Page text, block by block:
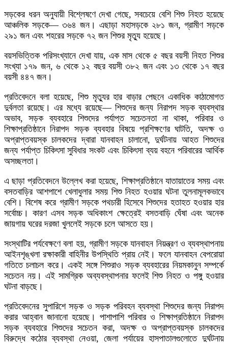
সড়কের ধরন অনুযায়ী বিশ্লেষণে দেখা গেছে, সবচেয়ে বেশি শিশু নিহত হয়েছে
আঞ্চলিক সড়কে— ৩৬৪ জন। এছাড়া মহাসড়কে ২৮১ জন, গ্রামীণ সড়কে
২৯১ জন এবং শহরের সড়কে ৭২ জন শিশুর মৃত্যু হয়েছে।
বয়সভিত্তিক পরিসংখ্যানে দেখা যায়, এক মাস থেকে ৫ বছর বয়সী নিহত শিশুর
সংখ্যা ১৭৯ জন, ৬ থেকে ১২ বছর বয়সী ৩৮২ জন এবং ১৩ থেকে ১৭ বছর
বয়সী ৪৪৭ জন।
প্রতিবেদনে বলা হয়েছে, শিশু মৃত্যুর হার বাড়ার পেছনে একাধিক কাঠামোগত
দুর্বলতা রয়েছে। এর মধ্যে রয়েছে— শিশুদের জন্য নিরাপদ সড়ক ব্যবস্থার
অভাব, সড়ক ব্যবহারে শিশুদের পর্যাপ্ত সচেতনতা না থাকা, পরিবার ও
শিক্ষাপ্রতিষ্ঠানে নিরাপদ সড়ক ব্যবহার বিষয়ে প্রশিক্ষণের ঘাটতি, অদক্ষ ও
অপ্রাপ্তবয়স্ক চালকদের দ্বারা যানবাহন চালানো, দুর্ঘটনায় আহত শিশুদের
জন্য পর্যাপ্ত চিকিৎসা সুবিধার সংকট এবং চিকিৎসা ব্যয় বহনে পরিবারের আর্থিক
অসচ্ছলতা।
এ ছাড়া প্রতিবেদনে উল্লেখ করা হয়েছে, শিক্ষাপ্রতিষ্ঠানে যাতায়াতের সময় এবং
বসতবাড়ির আশপাশে খেলাধুলার সময় শিশু নিহত হওয়ার ঘটনা তুলনামূলকভাবে
বেশি। বিশেষ করে গ্রামীণ সড়কে পথচারী হিসেবে শিশুদের হতাহত হওয়ার হার
সর্বোচ্চ। কারণ এসব সড়ক অধিকাংশ ক্ষেত্রেই বসতবাড়ি ঘেঁষা এবং অনেক
জায়গায় ঘরের দরজা খুললেই সড়কে চলে আসতে হয়।
সংস্থাটির পর্যবেক্ষণে বলা হয়, গ্রামীণ সড়কে যানবাহন নিয়ন্ত্রণ ও ব্যবস্থাপনায়
আইনশৃঙ্খলা রক্ষাকারী বাহিনীর উপস্থিতি প্রায় নেই। ফলে যানবাহন বেপরোয়া
গতিতে চলাচল করে। একই সঙ্গে শিশুরাও সড়ক ব্যবহারের নিয়মকানুন সম্পর্কে
সচেতন নয়। এই সামগ্রিক অব্যবস্থাপনার ফলেই শিশু নিহত ও পঙ্গু হওয়ার
ঘটনা বাড়ছে।
প্রতিবেদনের সুপারিশে সড়ক ও সড়ক পরিবহন ব্যবস্থা শিশুদের জন্য নিরাপদ
করার আহ্বান জানানো হয়েছে। পাশাপাশি পরিবার ও শিক্ষাপ্রতিষ্ঠানে নিরাপদ
সড়ক ব্যবহারে শিশুদের সচেতন করা, অদক্ষ ও অপ্রাপ্তবয়স্ক চালকদের
বিরুদ্ধে কঠোর ব্যবস্থা নেওয়া, জেলা পর্যায়ের হাসপাতালগুলোতে দুর্ঘটনায়